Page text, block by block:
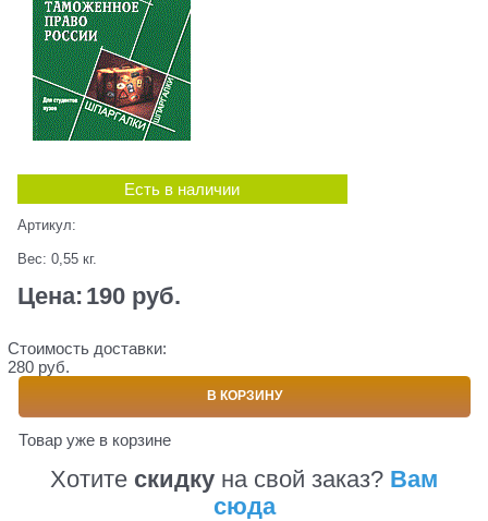
Есть в наличии
Артикул:
Вес: 0,55 кг.
Цена: 190 руб.
Стоимость доставки:
280 руб.
В КОРЗИНУ
Товар уже в корзине
Хотите скидку на свой заказ? Вам
сюда